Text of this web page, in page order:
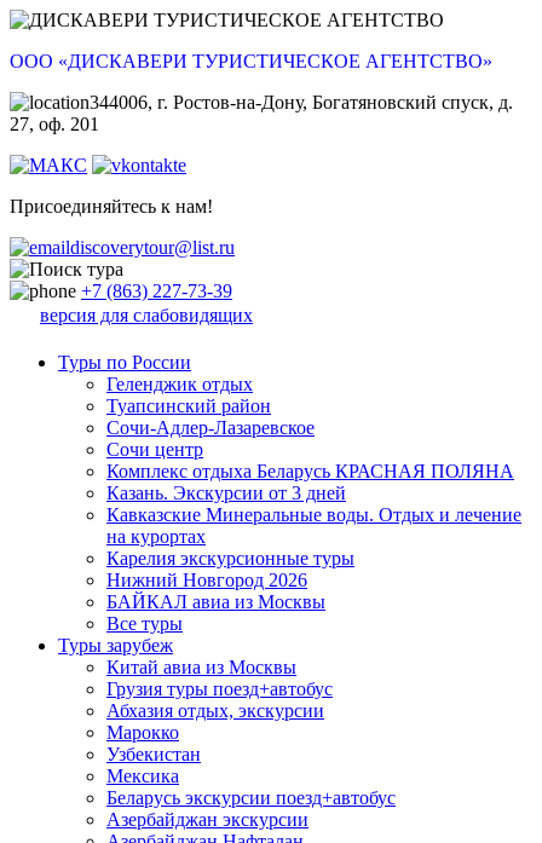
ООО «ДИСКАВЕРИ ТУРИСТИЧЕСКОЕ АГЕНТСТВО»
344006, г. Ростов-на-Дону, Богатяновский спуск, д.
27, оф. 201
Присоединяйтесь к нам!
discoverytour@list.ru
+7 (863) 227-73-39
версия для слабовидящих
Туры по России
Геленджик отдых
Туапсинский район
Сочи-Адлер-Лазаревское
Сочи центр
Комплекс отдыха Беларусь КРАСНАЯ ПОЛЯНА
Казань. Экскурсии от 3 дней
Кавказские Минеральные воды. Отдых и лечение
на курортах
Карелия экскурсионные туры
Нижний Новгород 2026
БАЙКАЛ авиа из Москвы
Все туры
Туры зарубеж
Китай авиа из Москвы
Грузия туры поезд+автобус
Абхазия отдых, экскурсии
Марокко
Узбекистан
Мексика
Беларусь экскурсии поезд+автобус
Азербайджан экскурсии